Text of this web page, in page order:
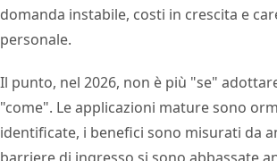
domanda instabile, costi in crescita e
personale.
Il punto, nel 2026, non è più "se"
"come". Le applicazioni mature sono
identificate, i benefici sono misurati da